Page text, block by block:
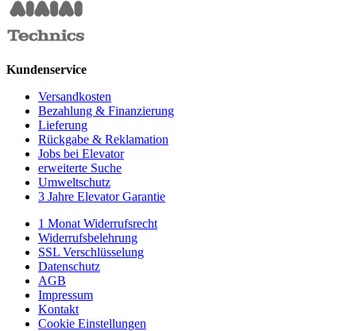
Kundenservice
Versandkosten
Bezahlung & Finanzierung
Lieferung
Rückgabe & Reklamation
Jobs bei Elevator
erweiterte Suche
Umweltschutz
3 Jahre Elevator Garantie
1 Monat Widerrufsrecht
Widerrufsbelehrung
SSL Verschlüsselung
Datenschutz
AGB
Impressum
Kontakt
Cookie Einstellungen